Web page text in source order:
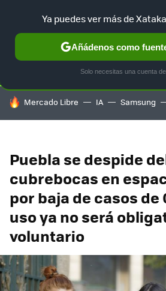
SELECCIÓN GAMING HOME
HOY SE HABLA DE
Mercado Libre IA Samsung
Puebla se despide
cubrebocas en
por baja de casos de
uso ya no será
voluntario
Ya puedes ver más de
Añádenos como
Solo necesitas una cuenta